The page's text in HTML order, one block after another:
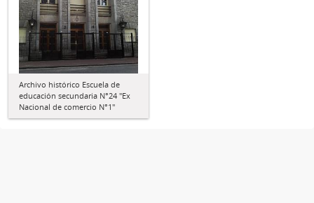
Archivo histórico Escuela de
educación secundaria N°24 "Ex
Nacional de comercio N°1"